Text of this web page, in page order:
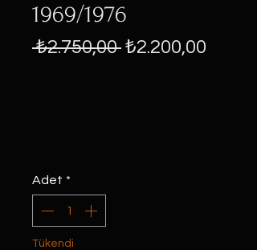
1969/1976
₺2.750,00 Normal
₺2.200,00
Adet *
Tükendi